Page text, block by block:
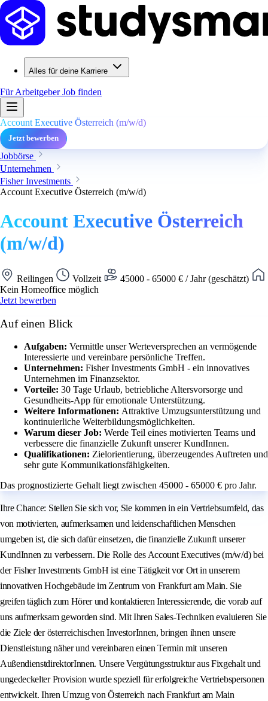
Alles für deine Karriere
Für ArbeitgeberJob finden
Account Executive Österreich (m/w/d)
Jetzt bewerben
Jobbörse
Unternehmen
Fisher Investments
Account Executive Österreich (m/w/d)
Account Executive Österreich
(m/w/d)
Reilingen Vollzeit
45000 - 65000 € / Jahr (geschätzt)
Kein Homeoffice möglich
Jetzt bewerben
Auf einen Blick
Aufgaben: Vermittle unser Werteversprechen an vermögende
Interessierte und vereinbare persönliche Treffen.
Unternehmen: Fisher Investments GmbH - ein innovatives
Unternehmen im Finanzsektor.
Vorteile: 30 Tage Urlaub, betriebliche Altersvorsorge und
Gesundheits-App für emotionale Unterstützung.
Weitere Informationen: Attraktive Umzugsunterstützung und
kontinuierliche Weiterbildungsmöglichkeiten.
Warum dieser Job: Werde Teil eines motivierten Teams und
verbessere die finanzielle Zukunft unserer KundInnen.
Qualifikationen: Zielorientierung, überzeugendes Auftreten und
sehr gute Kommunikationsfähigkeiten.
Das prognostizierte Gehalt liegt zwischen 45000 - 65000 € pro Jahr.
Ihre Chance: Stellen Sie sich vor, Sie kommen in ein Vertriebsumfeld, das
von motivierten, aufmerksamen und leidenschaftlichen Menschen
umgeben ist, die sich dafür einsetzen, die finanzielle Zukunft unserer
KundInnen zu verbessern. Die Rolle des Account Executives (m/w/d) bei
der Fisher Investments GmbH ist eine Tätigkeit vor Ort in unserem
innovativen Hochgebäude im Zentrum von Frankfurt am Main. Sie
greifen täglich zum Hörer und kontaktieren Interessierende, die vorab auf
uns aufmerksam geworden sind. Mit Ihren Sales-Techniken evaluieren Sie
die Ziele der österreichischen InvestorInnen, bringen ihnen unsere
Dienstleistung näher und vereinbaren einen Termin mit unseren
AußendienstdirektorInnen. Unsere Vergütungsstruktur aus Fixgehalt und
ungedeckelter Provision wurde speziell für erfolgreiche Vertriebspersonen
entwickelt. Ihren Umzug von Österreich nach Frankfurt am Main